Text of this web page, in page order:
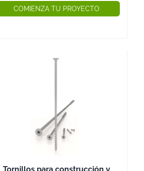
COMIENZA TU PROYECTO